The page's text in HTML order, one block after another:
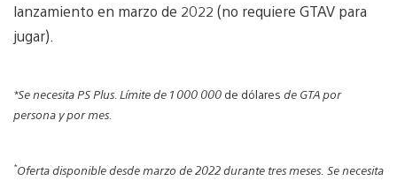
lanzamiento en marzo de 2022 (no requiere GTAV para
jugar).
*Se necesita PS Plus. Límite de 1 000 000 de dólares de GTA por
persona y por mes.
*Oferta disponible desde marzo de 2022 durante tres meses. Se necesita